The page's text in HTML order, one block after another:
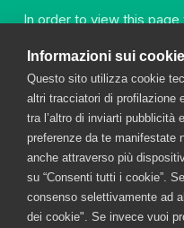
share capital
In order to view this
Informazioni sui
Questo sito utilizza cookie
altri tracciatori di profilazione
tra l’altro di inviarti pubblicità
preferenze da te manifestate
anche attraverso più
su “Consenti tutti i cookie”.
consenso selettivamente ad
dei cookie". Se invece vuoi